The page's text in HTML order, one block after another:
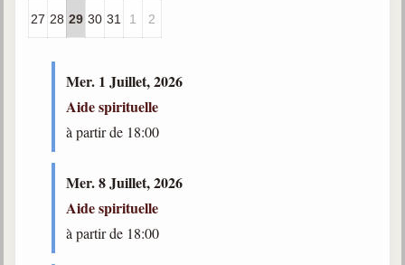
Newsletters
Sujets du mois
Citations
Maximes
Enregistrements
séance d'aide spirituelle
Diaporamas
27 28 29 30 31 1 2
Mer. 1 Juillet, 2026
Aide spirituelle
à partir de 18:00
Mer. 8 Juillet, 2026
Aide spirituelle
à partir de 18:00